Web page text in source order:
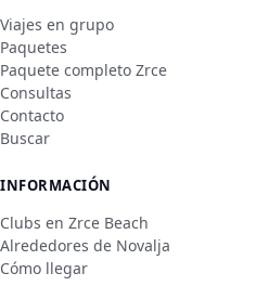
Viajes en grupo
Paquetes
Paquete completo Zrce
Consultas
Contacto
Buscar
INFORMACIÓN
Clubs en Zrce Beach
Alrededores de Novalja
Cómo llegar